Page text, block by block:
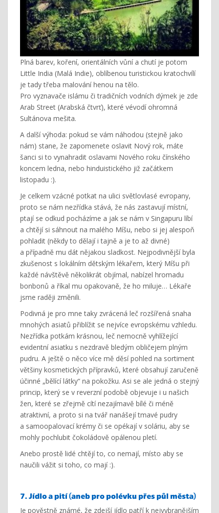
Plná barev, koření, orientálních vůní a chutí je potom
Little India (Malá Indie), oblíbenou turistickou kratochvílí
je tady třeba malování henou na tělo.
Pro vyznavače islámu či tradičních vodních dýmek je zde
Arab Street (Arabská čtvrť), které vévodí ohromná
Sultánova mešita.
A další výhoda: pokud se vám náhodou (stejně jako
nám) stane, že zapomenete oslavit Nový rok, máte
šanci si to vynahradit oslavami Nového roku čínského
koncem ledna, nebo hinduistického již začátkem
listopadu :).
Je celkem vzácné potkat na ulici světlovlasé evropany,
proto se nám nezřídka stává, že nás zastavují místní,
ptají se odkud pocházíme a jak se nám v Singapuru líbí
a chtějí si sáhnout na malého Míšu, nebo si jej alespoň
pohladit (někdy to dělají i tajně a je to až divné)
a případně mu dát nějakou sladkost. Nejpodivnější byla
zkušenost s lokálním dětským lékařem, který Míšu při
každé návštěvě několikrát objímal, nabízel hromadu
bonbonů a říkal mu opakovaně, že ho miluje… Lékaře
jsme raději změnili.
Podivná je pro mne taky zvrácená leč rozšířená snaha
mnohých asiatů přiblížit se nejvíce evropskému vzhledu.
Nezřídka potkám krásnou, leč nemocně vyhlížející
evidentní asiatku s nezdravě bledým obličejem plným
pudru. A ještě o něco více mě děsí pohled na sortiment
většiny kosmetických přípravků, které obsahují zaručeně
účinné „bělící látky“ na pokožku. Asi se ale jedná o stejný
princip, který se v reverzní podobě objevuje i u našich
žen, které se zřejmě cítí nezajímavě bílé či méně
atraktivní, a proto si na tvář nanášejí tmavé pudry
a samoopalovací krémy či se opékají v soláriu, aby se
mohly pochlubit čokoládově opálenou pletí.
Anebo prostě lidé chtějí to, co nemají, místo aby se
naučili vážit si toho, co mají :).
7. Jídlo a pití (aneb pro polévku přes půl města)
Je pověstně známé, že zdejší jídlo patří k nejvybranějším